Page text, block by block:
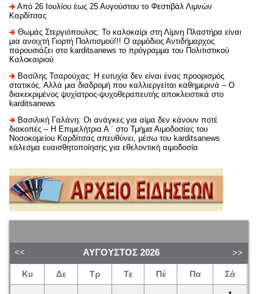
Από 26 Ιουλίου έως 25 Αυγούστου το Φεστιβάλ Λιμνών
Καρδίτσας
Θωμάς Στεργιόπουλος: Το καλοκαίρι στη Λίμνη Πλαστήρα είναι
μια ανοιχτή Γιορτή Πολιτισμού!!! Ο αρμόδιος Αντιδήμαρχος
παρουσιάζει στο karditsanews το πρόγραμμα του Πολιτιστικού
Καλοκαιριού
Βασίλης Τσαρούχας: Η ευτυχία δεν είναι ένας προορισμός
στατικός. Αλλά μια διαδρομή που καλλιεργείται καθημερινά – Ο
διακεκριμένος ψυχίατρος-ψυχοθεραπευτής αποκλειστικά στο
karditsanews
Βασιλική Γαλάνη: Οι ανάγκες για αίμα δεν κάνουν ποτέ
διακοπές – Η Επιμελήτρια Α ΄ στο Τμήμα Αιμοδοσίας του
Νοσοκομείου Καρδίτσας απευθύνει, μέσω του karditsanews
κάλεσμα ευαισθητοποίησης για εθελοντική αιμοδοσία
ΑΎΓΟΥΣΤΟΣ 2026
Κυ Δε Τρ Τε Πέ Πα Σά